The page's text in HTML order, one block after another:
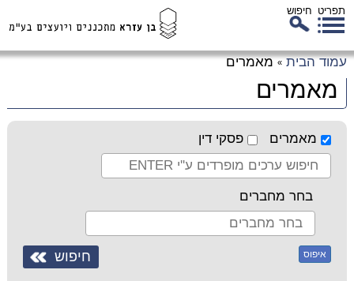
תפריט חיפוש
עמוד הבית » מאמרים
מאמרים
מאמרים פסקי דין
בחר מחברים
איפוס